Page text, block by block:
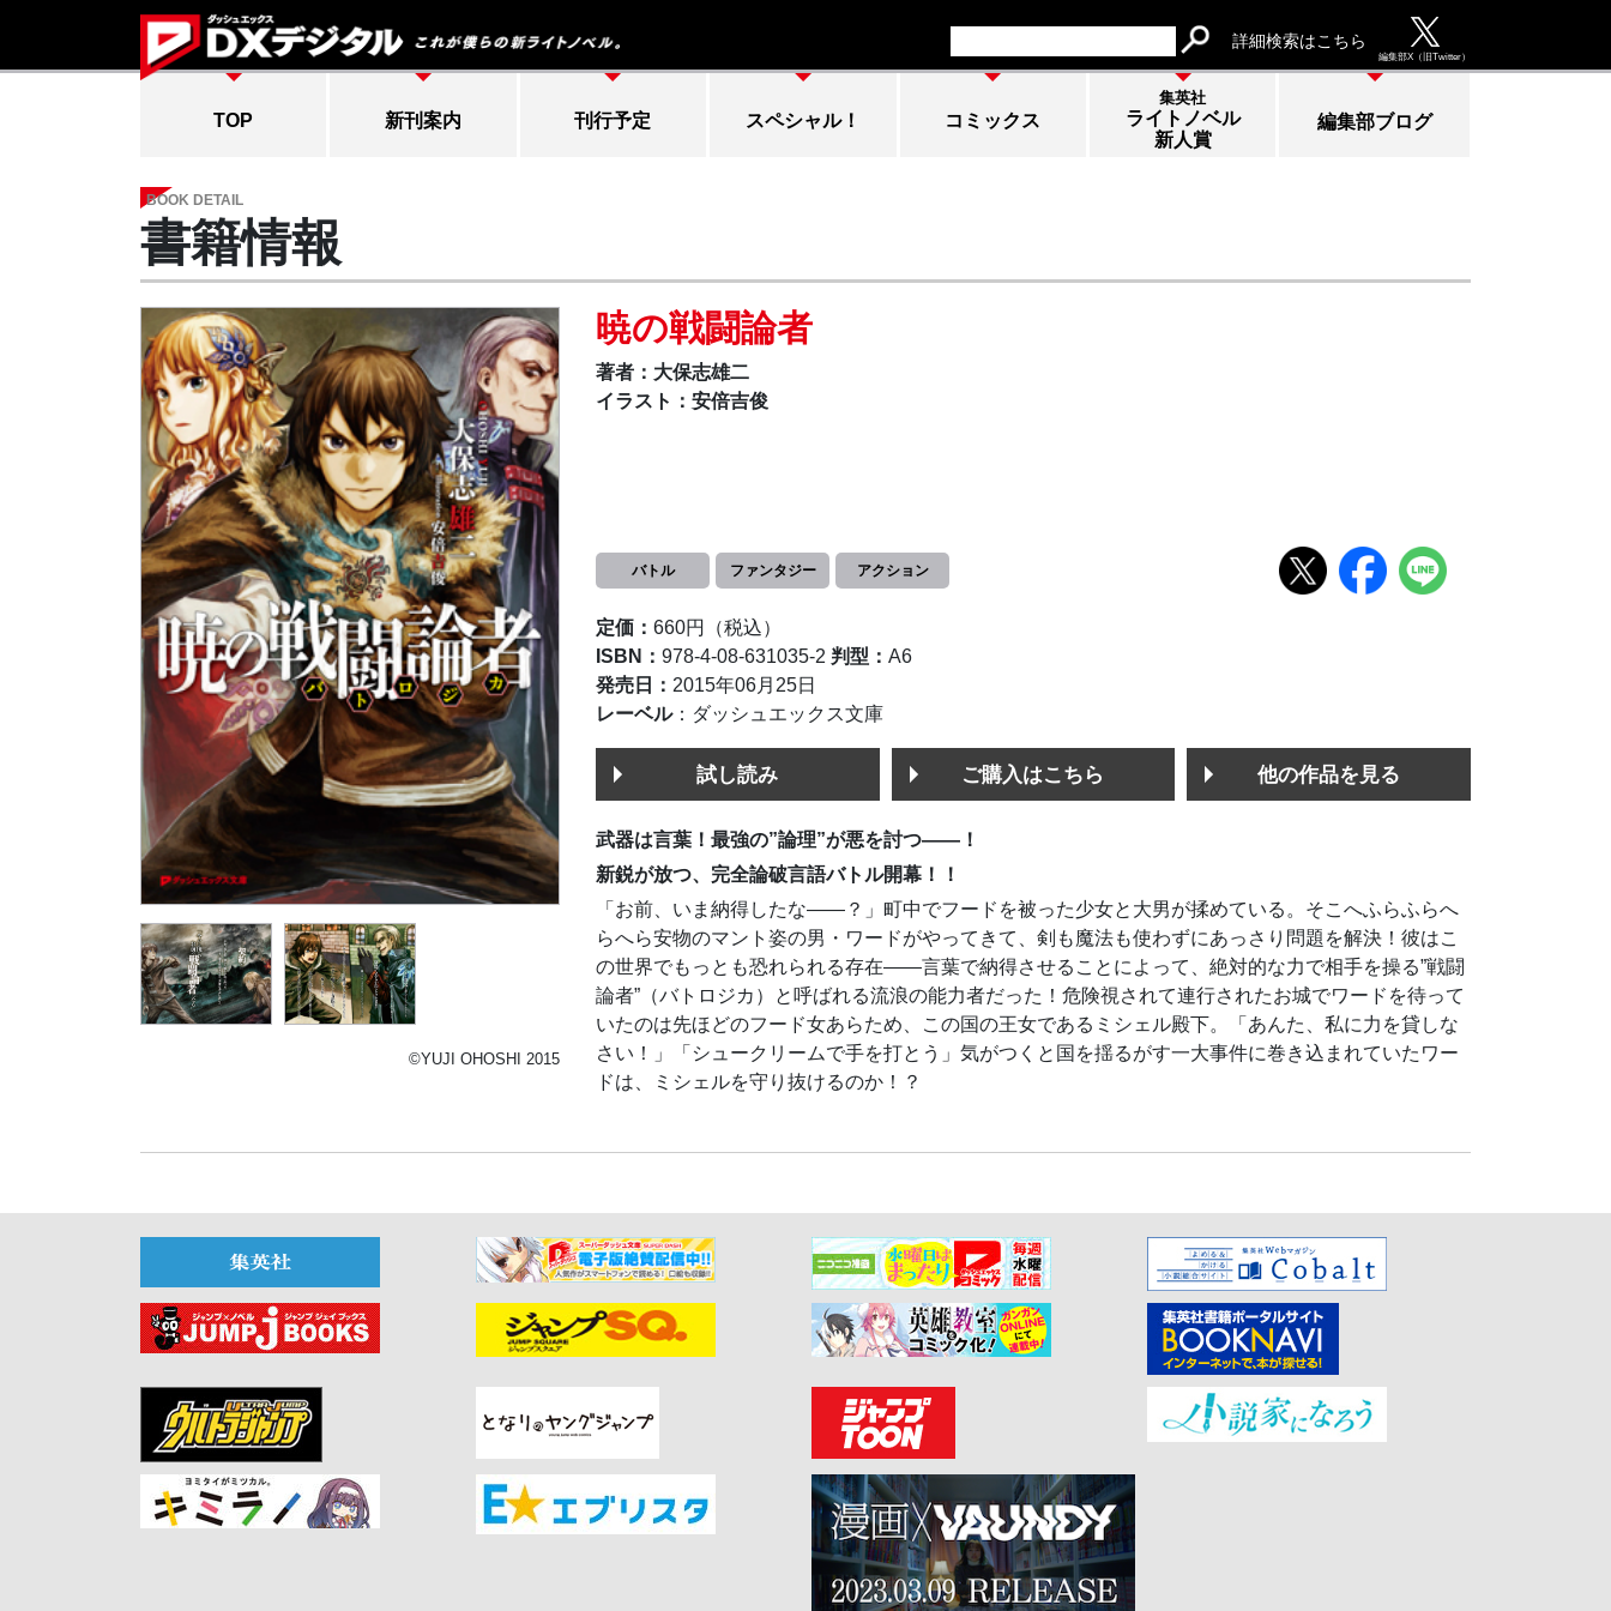
詳細検索はこちら
編集部X（旧Twitter）
TOP 新刊案内 刊行予定 スペシャル！ コミックス
集英社
ライトノベル
新人賞
編集部ブログ
BOOK DETAIL
書籍情報
暁の戦闘論者
著者：大保志雄二
イラスト：安倍吉俊
©YUJI OHOSHI 2015
バトル ファンタジー アクション
定価： 660円（税込）
ISBN： 978-4-08-631035-2 判型： A6
発売日： 2015年06月25日
レーベル：ダッシュエックス文庫
試し読み ご購入はこちら 他の作品を見る
武器は言葉！最強の”論理”が悪を討つ――！
新鋭が放つ、完全論破言語バトル開幕！！
「お前、いま納得したな――？」町中でフードを被った少女と大男が揉めている。そこへふらふらへ
らへら安物のマント姿の男・ワードがやってきて、剣も魔法も使わずにあっさり問題を解決！彼はこ
の世界でもっとも恐れられる存在――言葉で納得させることによって、絶対的な力で相手を操る”戦闘
論者”（バトロジカ）と呼ばれる流浪の能力者だった！危険視されて連行されたお城でワードを待って
いたのは先ほどのフード女あらため、この国の王女であるミシェル殿下。「あんた、私に力を貸しな
さい！」「シュークリームで手を打とう」気がつくと国を揺るがす一大事件に巻き込まれていたワー
ドは、ミシェルを守り抜けるのか！？